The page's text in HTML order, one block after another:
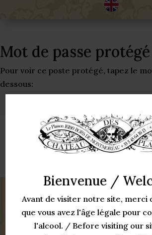
Bienvenue /
Avant de visiter notre site, merci
que vous avez l'âge légale pour
l'alcool. / Before visiting our
Mot de passe protégé
Pour voir ce poste protégé, tapez le
dessous:
À propos